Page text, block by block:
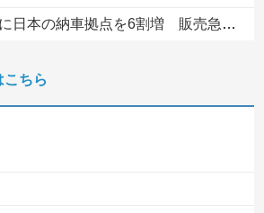
納車拠点を6割増 販売急増による混乱収拾へ
ペイン国民の怒り
こちら